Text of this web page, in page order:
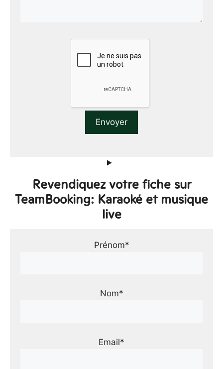
Revendiquez votre fiche sur
TeamBooking: Karaoké et musique
live
Prénom*
Nom*
Email*